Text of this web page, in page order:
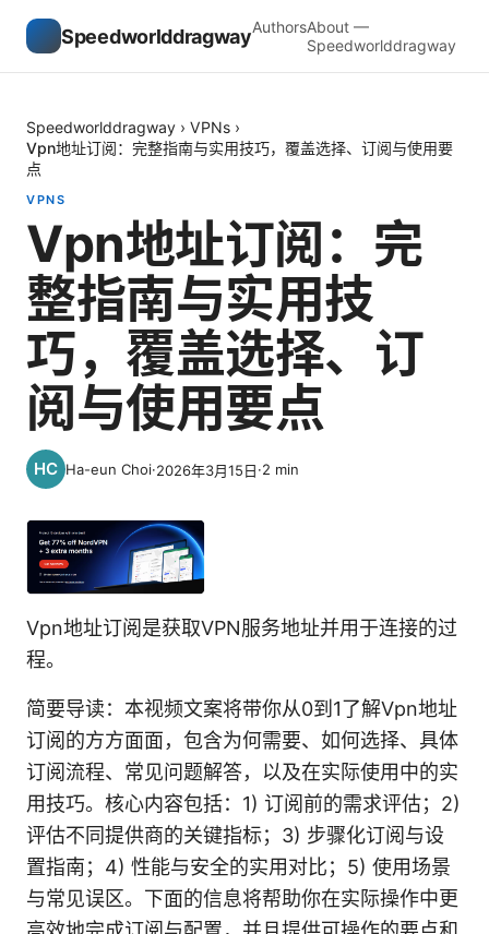
SpeedworlddragwayAuthorsAbout —
Speedworlddragway
Speedworlddragway › VPNs ›
Vpn地址订阅：完整指南与实用技巧，覆盖选择、订阅与使用要
点
VPNS
Vpn地址订阅：完
整指南与实用技
巧，覆盖选择、订
阅与使用要点
Ha-eun Choi·2026年3月15日·2 min
Vpn地址订阅是获取VPN服务地址并用于连接的过
程。
简要导读：本视频文案将带你从0到1了解Vpn地址
订阅的方方面面，包含为何需要、如何选择、具体
订阅流程、常见问题解答，以及在实际使用中的实
用技巧。核心内容包括：1) 订阅前的需求评估；2)
评估不同提供商的关键指标；3) 步骤化订阅与设
置指南；4) 性能与安全的实用对比；5) 使用场景
与常见误区。下面的信息将帮助你在实际操作中更